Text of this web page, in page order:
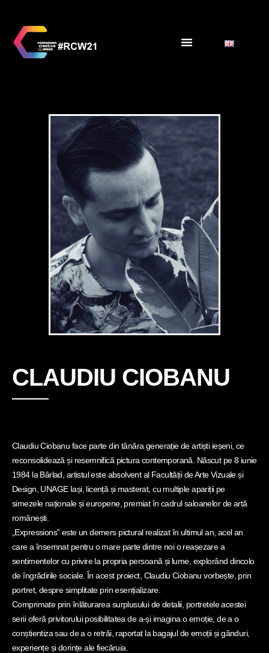
CLAUDIU CIOBANU
Claudiu Ciobanu face parte din tânăra generație de artiști ieșeni, ce
reconsolidează și resemnifică pictura contemporană. Născut pe 8 iunie
1984 la Bârlad, artistul este absolvent al Facultății de Arte Vizuale și
Design, UNAGE Iași, licență și masterat, cu multiple apariții pe
simezele naționale și europene, premiat în cadrul saloanelor de artă
românești.
„Expressions” este un demers pictural realizat în ultimul an, acel an
care a însemnat pentru o mare parte dintre noi o reașezare a
sentimentelor cu privire la propria persoană și lume, explorând dincolo
de îngrădirile sociale. În acest proiect, Claudiu Ciobanu vorbește, prin
portret, despre simplitate prin esențializare.
Comprimate prin înlăturarea surplusului de detalii, portretele acestei
serii oferă privitorului posibilitatea de a-și imagina o emoție, de a o
conștientiza sau de a o retrăi, raportat la bagajul de emoții și gânduri,
experiențe și dorințe ale fiecăruia.